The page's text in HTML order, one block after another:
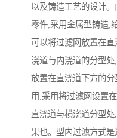
以及铸造工艺的设计
零件,采用金属型铸造,
可以将过滤网放置在
浇道与内浇道的分型
放置在直浇道下方的
用,采用将过滤网设置
直浇道与横浇道分型
果也。型内过滤方式